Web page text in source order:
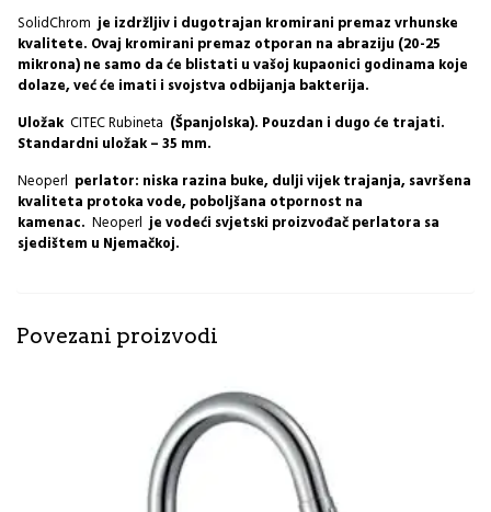
SolidChromje izdržljiv i dugotrajan kromirani premaz vrhunske
kvalitete. Ovaj kromirani premaz otporan na abraziju (20-25
mikrona) ne samo da će blistati u vašoj kupaonici godinama koje
dolaze, već će imati i svojstva odbijanja bakterija.
Uložak CITEC Rubineta (Španjolska). Pouzdan i dugo će trajati.
Standardni uložak – 35 mm.
Neoperl perlator: niska razina buke, dulji vijek trajanja, savršena
kvaliteta protoka vode, poboljšana otpornost na
kamenac. Neoperl je vodeći svjetski proizvođač perlatora sa
sjedištem u Njemačkoj.
Povezani proizvodi